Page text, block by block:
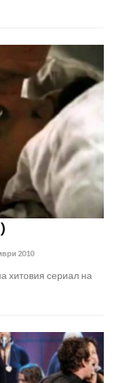
2010
хитовия сериал на